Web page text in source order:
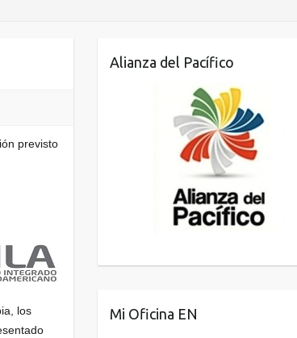
previsto
los
Alianza del Pacífico
Mi Oficina EN